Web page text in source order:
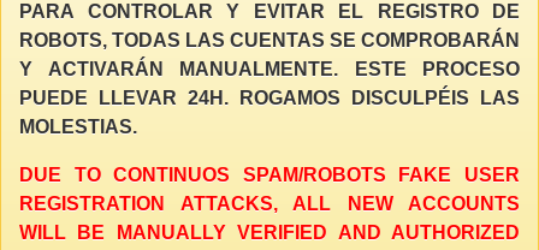
PARA CONTROLAR Y EVITAR EL REGISTRO DE
ROBOTS, TODAS LAS CUENTAS SE COMPROBARÁN
Y ACTIVARÁN MANUALMENTE. ESTE PROCESO
PUEDE LLEVAR 24H. ROGAMOS DISCULPÉIS LAS
MOLESTIAS.
DUE TO CONTINUOS SPAM/ROBOTS FAKE USER
REGISTRATION ATTACKS, ALL NEW ACCOUNTS
WILL BE MANUALLY VERIFIED AND AUTHORIZED